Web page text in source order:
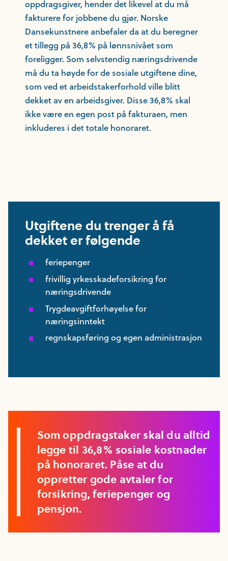
oppdragsgiver, hender det likevel at du må
fakturere for jobbene du gjør. Norske
Dansekunstnere anbefaler da at du beregner
et tillegg på 36,8% på lønnsnivået som
foreligger. Som selvstendig næringsdrivende
må du ta høyde for de sosiale utgiftene dine,
som ved et arbeidstakerforhold ville blitt
dekket av en arbeidsgiver. Disse 36,8% skal
ikke være en egen post på fakturaen, men
inkluderes i det totale honoraret.
Utgiftene du trenger å få
dekket er følgende
feriepenger
frivillig yrkesskadeforsikring for
næringsdrivende
Trygdeavgiftforhøyelse for
næringsinntekt
regnskapsføring og egen administrasjon
Som oppdragstaker skal du alltid
legge til 36,8% sosiale kostnader
på honoraret. Påse at du
oppretter gode avtaler for
forsikring, feriepenger og
pensjon.